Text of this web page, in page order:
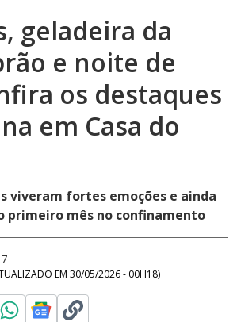
geladeira da
e noite de
os destaques
em Casa do
viveram fortes emoções e ainda
primeiro mês no confinamento
EM 30/05/2026 - 00H18)